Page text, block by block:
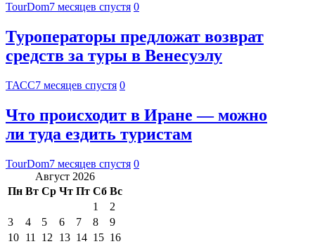
TourDom7 месяцев спустя 0
Туроператоры предложат возврат
средств за туры в Венесуэлу
ТАСС7 месяцев спустя 0
Что происходит в Иране — можно
ли туда ездить туристам
TourDom7 месяцев спустя 0
Август 2026
Пн Вт Ср Чт Пт Сб Вс
1
2
3
4 5 6 7 8
9
10 11 12 13 14 15 16